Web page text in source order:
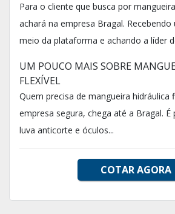
Para o cliente que busca por
achará na empresa Bragal.
meio da plataforma e achando a líder
UM POUCO MAIS SOBRE
FLEXÍVEL
Quem precisa de mangueira hidráulica
empresa segura, chega até a Bragal.
luva anticorte e óculos...
COTAR AGORA